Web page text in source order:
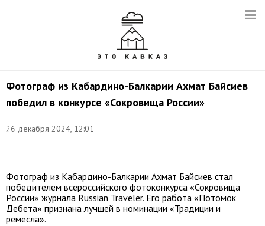
Фотограф из Кабардино-Балкарии Ахмат Байсиев
победил в конкурсе «Сокровища России»
26 декабря 2024, 12:01
Фото:
Фотограф из Кабардино-Балкарии Ахмат Байсиев стал
победителем всероссийского фотоконкурса «Сокровища
России» журнала Russian Traveler. Его работа «Потомок
Дебета» признана лучшей в номинации «Традиции и
ремесла».